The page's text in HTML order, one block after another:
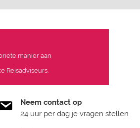
manier aan
Reisadviseurs.
Neem contact op
24 uur per dag je vragen stellen